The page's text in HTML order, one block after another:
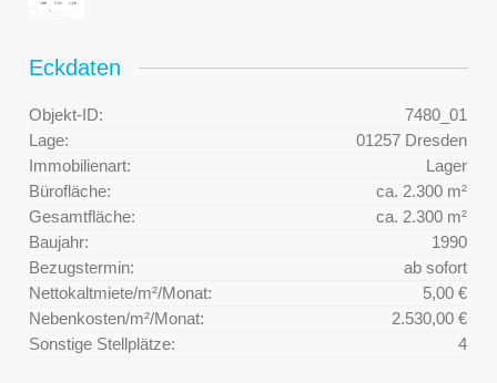
Eckdaten
Objekt-ID:
7480_01
Lage:
01257 Dresden
Immobilienart:
Lager
Bürofläche:
ca. 2.300 m²
Gesamtfläche:
ca. 2.300 m²
Baujahr:
1990
Bezugstermin:
ab sofort
Nettokaltmiete/m²/Monat:
5,00 €
Nebenkosten/m²/Monat:
2.530,00 €
Sonstige Stellplätze:
4